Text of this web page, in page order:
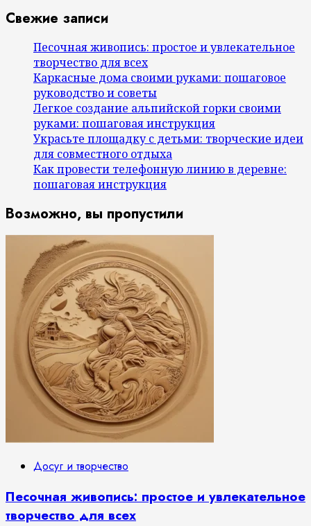
Свежие записи
Песочная живопись: простое и увлекательное
творчество для всех
Каркасные дома своими руками: пошаговое
руководство и советы
Легкое создание альпийской горки своими
руками: пошаговая инструкция
Украсьте площадку с детьми: творческие идеи
для совместного отдыха
Как провести телефонную линию в деревне:
пошаговая инструкция
Возможно, вы пропустили
Досуг и творчество
Песочная живопись: простое и увлекательное
творчество для всех